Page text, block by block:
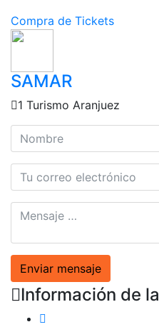
Compra de Tickets
SAMAR
1 Turismo Aranjuez
Enviar mensaje
Información de